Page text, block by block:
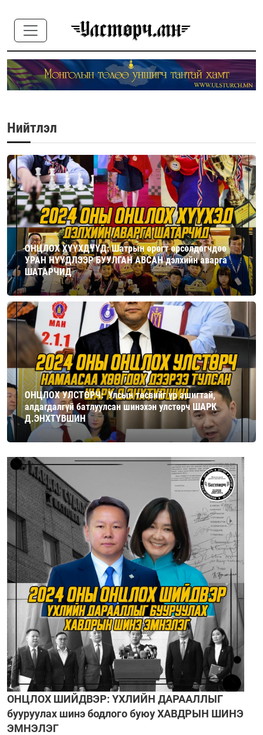
Нийтлэл
ОНЦЛОХ ХҮҮХДҮҮД: Шатрын өрөгт өрсөлдөгчдөө
УРАН НҮҮДЛЭЭР БУУЛГАН АВСАН дэлхийн аварга
ШАТАРЧИД
ОНЦЛОХ УЛСТӨРЧ: Улсын төсвийг үр ашигтай,
алдагдалгүй батлуулсан шинэхэн улстөрч ШАРК
Д.ЭНХТҮВШИН
ОНЦЛОХ ШИЙДВЭР: ҮХЛИЙН ДАРААЛЛЫГ
бууруулах шинэ бодлого буюу ХАВДРЫН ШИНЭ
ЭМНЭЛЭГ